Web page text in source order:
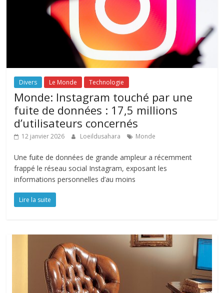
Divers Le Monde Technologie
Monde: Instagram touché par une
fuite de données : 17,5 millions
d’utilisateurs concernés
12 janvier 2026 Loeildusahara Monde
Une fuite de données de grande ampleur a récemment
frappé le réseau social Instagram, exposant les
informations personnelles d’au moins
Lire la suite